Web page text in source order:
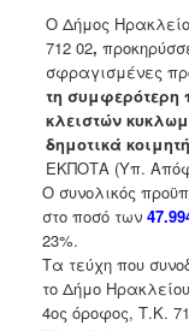
2020
2019
2018
2017
2016
2015
Ο Δήμος
712 02,
σφραγισμένες
τη
κλειστών
δημοτικά
ΕΚΠΟΤΑ (Υπ.
Ο συνολικός
στο ποσό των
23%.
Τα τεύχη που
το Δήμο
4ος όροφος, Τ.Κ.